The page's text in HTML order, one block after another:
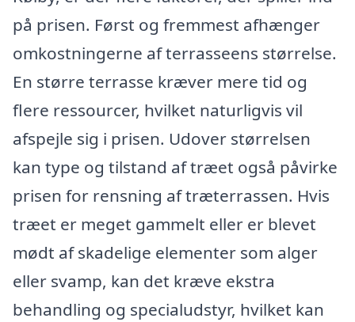
på prisen. Først og fremmest afhænger
omkostningerne af terrasseens størrelse.
En større terrasse kræver mere tid og
flere ressourcer, hvilket naturligvis vil
afspejle sig i prisen. Udover størrelsen
kan type og tilstand af træet også påvirke
prisen for rensning af træterrassen. Hvis
træet er meget gammelt eller er blevet
mødt af skadelige elementer som alger
eller svamp, kan det kræve ekstra
behandling og specialudstyr, hvilket kan